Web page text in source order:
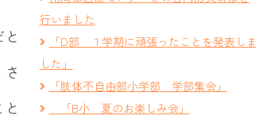
行いました
「D部 １学期に頑張ったことを発表しま
した」
「肢体不自由部小学部 学部集会」
「B小 夏のお楽しみ会」